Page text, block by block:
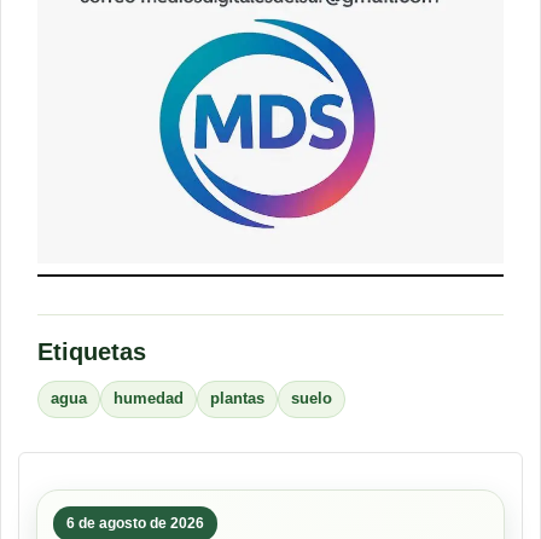
Etiquetas
agua humedad plantas suelo
6 de agosto de 2026